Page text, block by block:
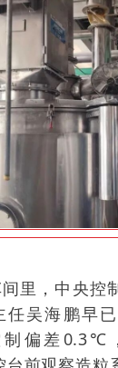
里，中央控
任吴海鹏早
制偏差0.3℃